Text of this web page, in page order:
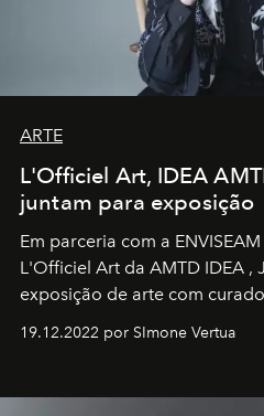
ARTE
L'Officiel Art, IDEA
juntam para exposição
Em parceria com a ENVISEAM
L'Officiel Art da AMTD IDEA ,
exposição de arte com
19.12.2022 por SImone Vertua